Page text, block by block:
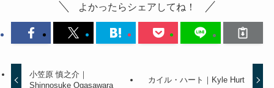
よかったらシェアしてね！
小笠原 慎之介｜
Shinnosuke Ogasawara
カイル・ハート｜Kyle Hurt